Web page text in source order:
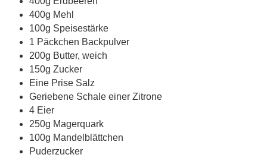
400g Mehl
100g Speisestärke
1 Päckchen Backpulver
200g Butter, weich
150g Zucker
Eine Prise Salz
Geriebene Schale einer Zitrone
4 Eier
250g Magerquark
100g Mandelblättchen
Puderzucker